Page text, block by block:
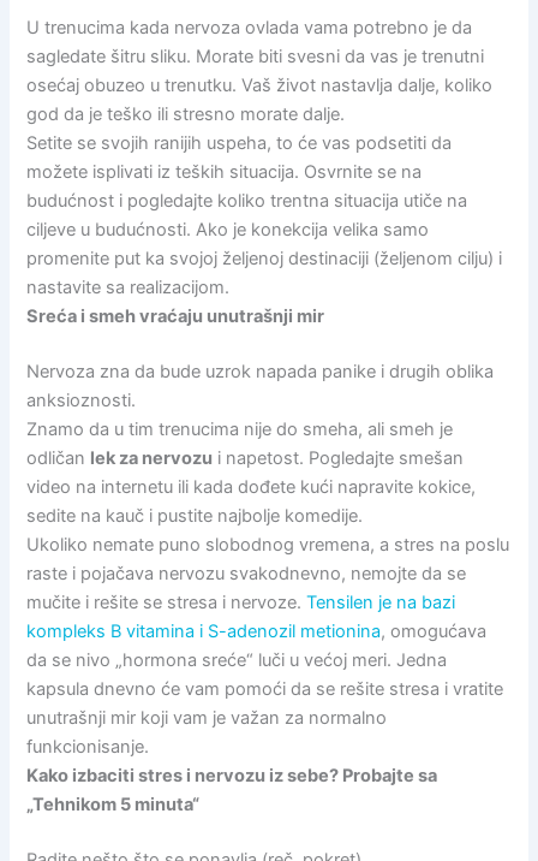
U trenucima kada nervoza ovlada vama potrebno je da
sagledate šitru sliku. Morate biti svesni da vas je trenutni
osećaj obuzeo u trenutku. Vaš život nastavlja dalje, koliko
god da je teško ili stresno morate dalje.
Setite se svojih ranijih uspeha, to će vas podsetiti da
možete isplivati iz teških situacija. Osvrnite se na
budućnost i pogledajte koliko trentna situacija utiče na
ciljeve u budućnosti. Ako je konekcija velika samo
promenite put ka svojoj željenoj destinaciji (željenom cilju) i
nastavite sa realizacijom.
Sreća i smeh vraćaju unutrašnji mir
Nervoza zna da bude uzrok napada panike i drugih oblika
anksioznosti.
Znamo da u tim trenucima nije do smeha, ali smeh je
odličan lek za nervozu i napetost. Pogledajte smešan
video na internetu ili kada dođete kući napravite kokice,
sedite na kauč i pustite najbolje komedije.
Ukoliko nemate puno slobodnog vremena, a stres na poslu
raste i pojačava nervozu svakodnevno, nemojte da se
mučite i rešite se stresa i nervoze.Tensilen je na bazi
kompleks B vitamina i S-adenozil metionina, omogućava
da se nivo „hormona sreće“ luči u većoj meri. Jedna
kapsula dnevno će vam pomoći da se rešite stresa i vratite
unutrašnji mir koji vam je važan za normalno
funkcionisanje.
Kako izbaciti stres i nervozu iz sebe? Probajte sa
„Tehnikom 5 minuta“